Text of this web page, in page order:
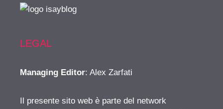
LEGAL
Managing Editor: Alex Zarfati
Il presente sito web è parte del network